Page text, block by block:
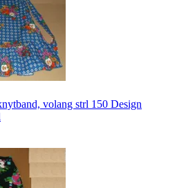
volang strl 150 Design